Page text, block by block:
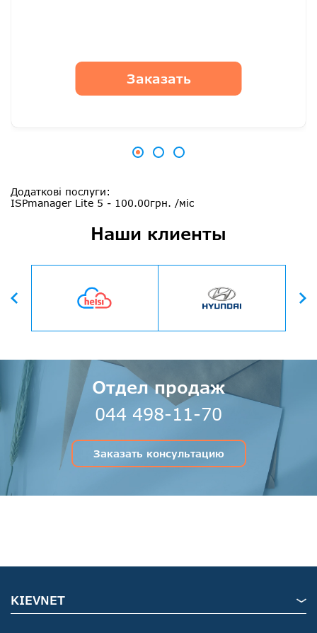
Заказать
Додаткові послуги:
ISPmanager Lite 5 - 100.00грн. /міс
Наши клиенты
Назад
Отдел продаж
044 498-11-70
Заказать консультацию
KIEVNET